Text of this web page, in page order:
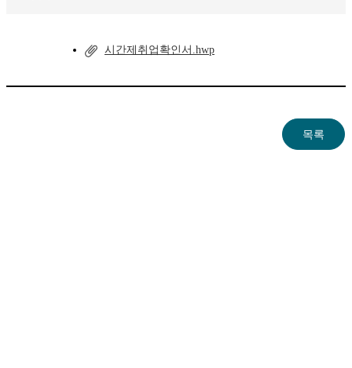
시간제취업확인서.hwp